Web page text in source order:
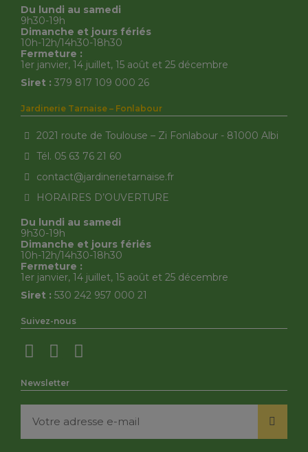
Du lundi au samedi
9h30-19h
Dimanche et jours fériés
10h-12h/14h30-18h30
Fermeture :
1er janvier, 14 juillet, 15 août et 25 décembre
Siret : 379 817 109 000 26
Jardinerie Tarnaise – Fonlabour
2021 route de Toulouse – Zi Fonlabour - 81000 Albi
Tél. 05 63 76 21 60
contact@jardinerietarnaise.fr
HORAIRES D’OUVERTURE
Du lundi au samedi
9h30-19h
Dimanche et jours fériés
10h-12h/14h30-18h30
Fermeture :
1er janvier, 14 juillet, 15 août et 25 décembre
Siret : 530 242 957 000 21
Suivez-nous
Newsletter